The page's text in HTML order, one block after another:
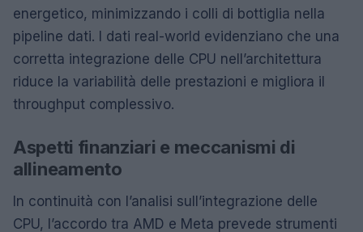
energetico, minimizzando i colli di bottiglia nella
pipeline dati. I dati real-world evidenziano che una
corretta integrazione delle CPU nell’architettura
riduce la variabilità delle prestazioni e migliora il
throughput complessivo.
Aspetti finanziari e meccanismi di
allineamento
In continuità con l’analisi sull’integrazione delle
CPU, l’accordo tra AMD e Meta prevede strumenti